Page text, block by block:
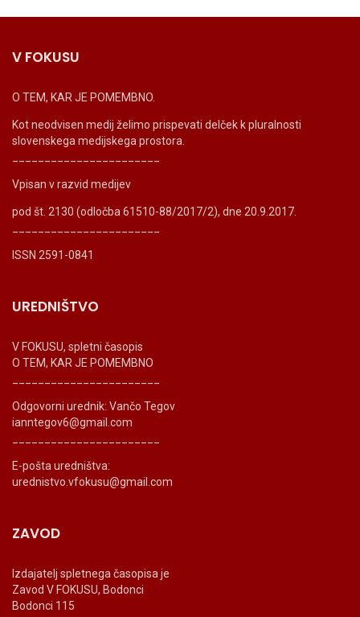
V FOKUSU
O TEM, KAR JE POMEMBNO.
Kot neodvisen medij želimo prispevati delček k pluralnosti
slovenskega medijskega prostora.
Vpisan v razvid medijev
pod št. 2130 (odločba 61510-88/2017/2), dne 20.9.2017.
ISSN 2591-0841
UREDNIŠTVO
V FOKUSU, spletni časopis
O TEM, KAR JE POMEMBNO
Odgovorni urednik: Vančo Tegov
ianntegov6@gmail.com
E-pošta uredništva:
urednistvo.vfokusu@gmail.com
ZAVOD
Izdajatelj spletnega časopisa je
Zavod V FOKUSU, Bodonci
Bodonci 115